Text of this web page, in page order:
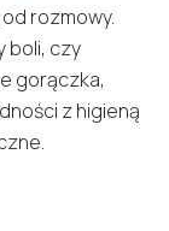
rozmowy.
boli, czy
gorączka,
z higieną